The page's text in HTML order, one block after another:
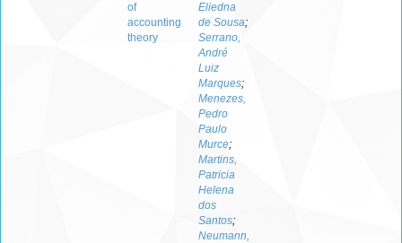
of
accounting
theory
Eliedna
de Sousa;
Serrano,
André
Luiz
Marques;
Menezes,
Pedro
Paulo
Murce;
Martins,
Patricia
Helena
dos
Santos;
Neumann,